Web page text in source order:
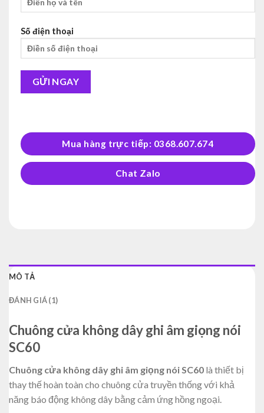
Số điện thoại
Mua hàng trực tiếp: 0368.607.674
Chat Zalo
MÔ TẢ
ĐÁNH GIÁ (1)
Chuông cửa không dây ghi âm giọng nói
SC60
Chuông cửa không dây ghi âm giọng nói SC60 là thiết bị
thay thế hoàn toàn cho chuông cửa truyền thống với khả
năng báo động không dây bằng cảm ứng hồng ngoại.